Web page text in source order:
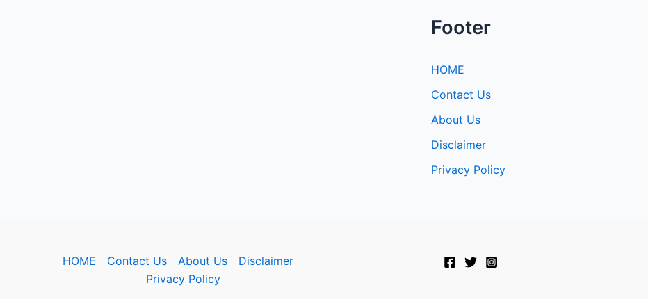
Footer
HOME
Contact Us
About Us
Disclaimer
Privacy Policy
HOME Contact Us About Us
Disclaimer
Privacy Policy